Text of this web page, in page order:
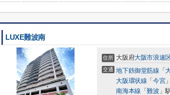
LUXE難波南
住所 大阪府大阪市浪速
交通 地下鉄御堂筋線 「
大阪環状線 「 今宮
南海本線 「難波 」